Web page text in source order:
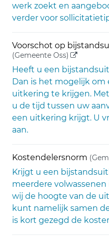
werk zoekt en
verder voor
Voorschot op
(Gemeente Oss) (externe
Heeft u een
Dan is het mogelijk om
uitkering te krijgen.
u de tijd tussen uw
een uitkering krijgt. U
aan.
Kostendelersnorm
Krijgt u een
meerdere volwassenen
wij de hoogte van de
kunt namelijk samen
is kort gezegd de